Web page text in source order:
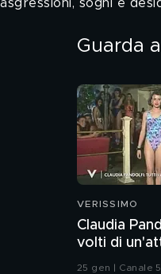
sogni e
Guarda
VERISSIMO
Claudia
volti di
25 gen | Canale 5